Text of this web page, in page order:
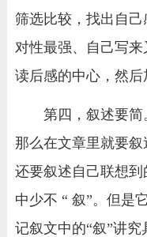
筛选比较，找出自
对性最强、自己写
读后感的中心，然后
第四，叙述要简
那么在文章里就要
还要叙述自己联想
中少不 “ 叙”。但是
记叙文中的“叙”讲